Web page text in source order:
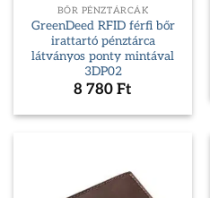
BŐR PÉNZTÁRCÁK
GreenDeed RFID férfi bőr
irattartó pénztárca
látványos ponty mintával
3DP02
8 780 Ft